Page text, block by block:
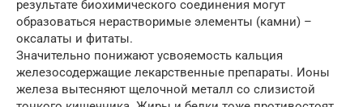
результате биохимического соединения могут
образоваться нерастворимые элементы (камни) –
оксалаты и фитаты.
Значительно понижают усвояемость кальция
железосодержащие лекарственные препараты. Ионы
железа вытесняют щелочной металл со слизистой